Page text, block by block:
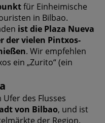
für Einheimische
in Bilbao.
ist die Plaza Nueva
der vielen Pintxos-
. Wir empfehlen
ein „Zurito“ (ein
des Flusses
von Bilbao, und ist
der Region.